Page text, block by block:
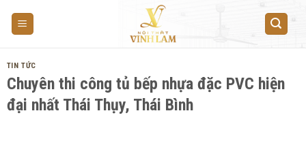
TIN TỨC
Chuyên thi công tủ bếp nhựa đặc PVC hiện
đại nhất Thái Thụy, Thái Bình